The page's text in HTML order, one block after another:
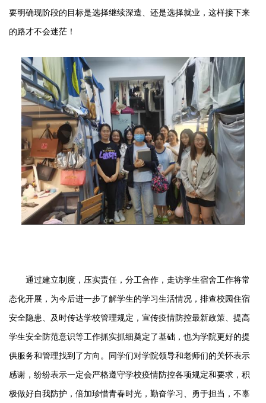
要明确现阶段的目标是选择继续深造、还是选择就业，这样接下来
的路才不会迷茫！
通过建立制度，压实责任，分工合作，走访学生宿舍工作将常
态化开展，为今后进一步了解学生的学习生活情况，排查校园住宿
安全隐患、及时传达学校管理规定，宣传疫情防控最新政策、提高
学生安全防范意识等工作抓实抓细奠定了基础，也为学院更好的提
供服务和管理找到了方向。同学们对学院领导和老师们的关怀表示
感谢，纷纷表示一定会严格遵守学校疫情防控各项规定和要求，积
极做好自我防护，倍加珍惜青春时光，勤奋学习、勇于担当，不辜